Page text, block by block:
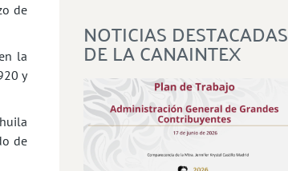
de
la
y
de
NOTICIAS DESTACADAS
DE LA CANAINTEX